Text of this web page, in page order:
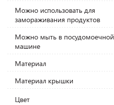
Можно использовать для
замораживания продуктов
Можно мыть в посудомоечной
машине
Материал
Материал крышки
Цвет